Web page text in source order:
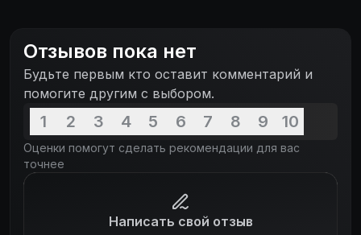
может поймать человеческую душу в луче света и
таким образом достигнуть бессмертия. Ведь пока
душа не найдет свое пристанище в человеческом
теле, человек остается живым...
Отзывов пока нет
Будьте первым кто оставит комментарий и
помогите другим с выбором.
1 2 3 4 5 6 7 8 9 10
Оценки помогут сделать рекомендации для вас
точнее
Написать свой отзыв